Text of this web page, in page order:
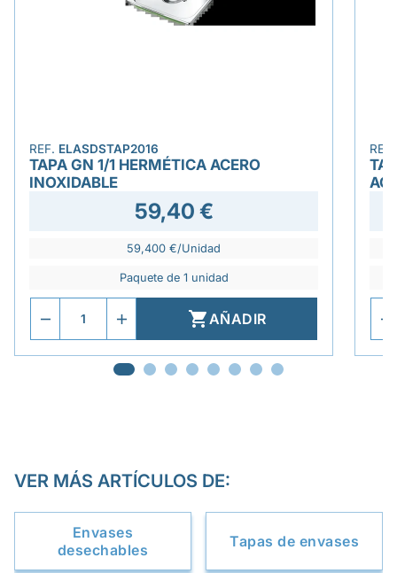
REF. ELASDSTAP2016
TAPA GN 1/1 HERMÉTICA ACERO
INOXIDABLE
59,40 €
59,400 €/Unidad
Paquete de 1 unidad
AÑADIR
VER MÁS ARTÍCULOS DE:
Envases
desechables
Tapas de envases